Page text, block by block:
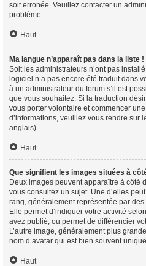
soit erronée. Veuillez contacter un
problème.
Haut
Ma langue n’apparaît pas dans la liste !
Soit les administrateurs n’ont pas
logiciel n’a pas encore été traduit dans
à un administrateur du forum s’il est
que vous souhaitez. Si la traduction
vous porter volontaire et commencer
d’informations, veuillez vous rendre sur
anglais).
Haut
Que signifient les images situées à
Deux images peuvent apparaître à côté
vous consultez un sujet. Une d’elles
rang, généralement représentée par
Elle permet d’indiquer votre activité
avez publié, ou permet de différencier
L’autre image, généralement plus
nom d’avatar qui est bien souvent
Haut